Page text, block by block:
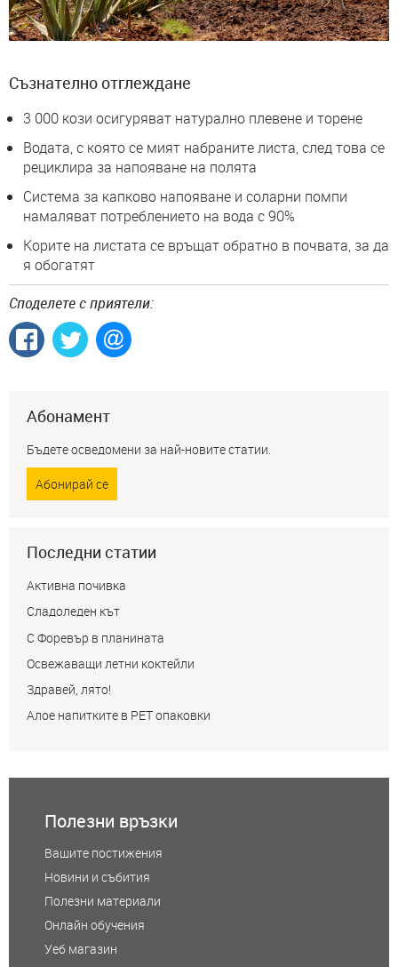
Съзнателно отглеждане
3 000 кози осигуряват натурално плевене и торене
Водата, с която се мият набраните листа, след това се
рециклира за напояване на полята
Система за капково напояване и соларни помпи
намаляват потреблението на вода с 90%
Корите на листата се връщат обратно в почвата, за да
я обогатят
Споделете с приятели:
Абонамент
Бъдете осведомени за най-новите статии.
Абонирай се
Последни статии
Активна почивка
Сладоледен кът
С Форевър в планината
Освежаващи летни коктейли
Здравей, лято!
Алое напитките в РЕТ опаковки
Полезни връзки
Вашите постижения
Новини и събития
Полезни материали
Онлайн обучения
Уеб магазин